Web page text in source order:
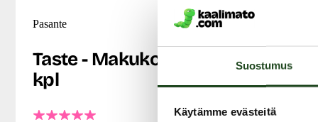
Suostumus
Käytämme evästeitä
Pasante
Taste - Makukondomi, 12
kpl
Elite -
ihanan ohut